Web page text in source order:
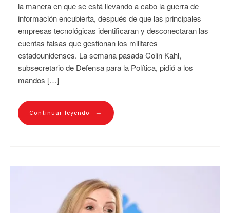
la manera en que se está llevando a cabo la guerra de
información encubierta, después de que las principales
empresas tecnológicas identificaran y desconectaran las
cuentas falsas que gestionan los militares
estadounidenses. La semana pasada Colin Kahl,
subsecretario de Defensa para la Política, pidió a los
mandos […]
Continuar leyendo →